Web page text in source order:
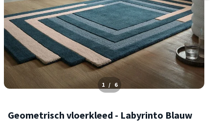
1 / 6
Geometrisch vloerkleed - Labyrinto Blauw